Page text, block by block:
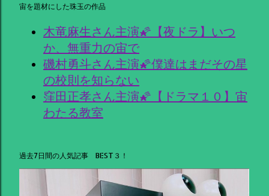
宙を題材にした珠玉の作品
木竜麻生さん主演🌠【夜ドラ】いつ
か、無重力の宙で
磯村勇斗さん主演🌠僕達はまだその星
の校則を知らない
窪田正孝さん主演🌠【ドラマ１０】宙
わたる教室
過去7日間の人気記事 BEST３！